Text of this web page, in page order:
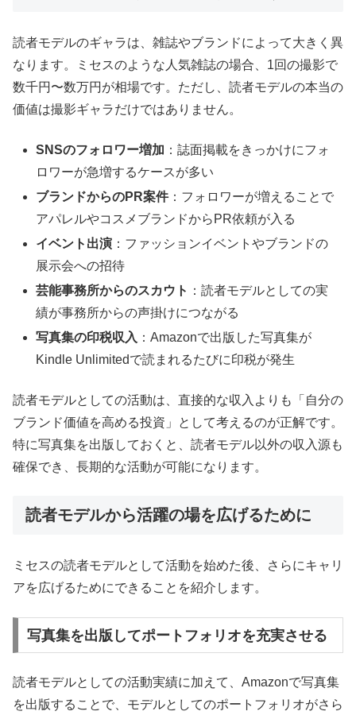
読者モデルのギャラは、雑誌やブランドによって大きく異
なります。ミセスのような人気雑誌の場合、1回の撮影で
数千円〜数万円が相場です。ただし、読者モデルの本当の
価値は撮影ギャラだけではありません。
SNSのフォロワー増加 ：誌面掲載をきっかけにフォ
ロワーが急増するケースが多い
ブランドからのPR案件：フォロワーが増えることで
アパレルやコスメブランドからPR依頼が入る
イベント出演 ：ファッションイベントやブランドの
展示会への招待
芸能事務所からのスカウト ：読者モデルとしての実
績が事務所からの声掛けにつながる
写真集の印税収入 ：Amazonで出版した写真集が
Kindle Unlimitedで読まれるたびに印税が発生
読者モデルとしての活動は、直接的な収入よりも「自分の
ブランド価値を高める投資」として考えるのが正解です。
特に写真集を出版しておくと、読者モデル以外の収入源も
確保でき、長期的な活動が可能になります。
読者モデルから活躍の場を広げるために
ミセスの読者モデルとして活動を始めた後、さらにキャリ
アを広げるためにできることを紹介します。
写真集を出版してポートフォリオを充実させる
読者モデルとしての活動実績に加えて、Amazonで写真集
を出版することで、モデルとしてのポートフォリオがさら